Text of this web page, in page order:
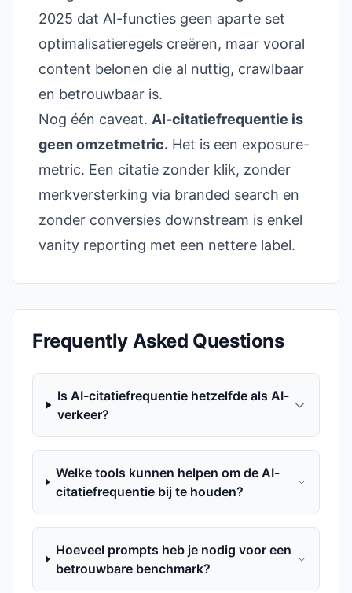
2025 dat AI-functies geen aparte set
optimalisatieregels creëren, maar vooral
content belonen die al nuttig, crawlbaar
en betrouwbaar is.
Nog één caveat. AI-citatiefrequentie is
geen omzetmetric. Het is een exposure-
metric. Een citatie zonder klik, zonder
merkversterking via branded search en
zonder conversies downstream is enkel
vanity reporting met een nettere label.
Frequently Asked Questions
Is AI-citatiefrequentie hetzelfde als AI-
verkeer?
Welke tools kunnen helpen om de AI-
citatiefrequentie bij te houden?
Hoeveel prompts heb je nodig voor een
betrouwbare benchmark?